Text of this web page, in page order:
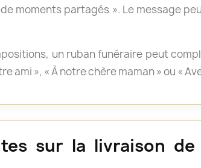
moments partagés ». Le message
un ruban funéraire peut
ami », « À notre chère maman » ou «
sur la livraison de